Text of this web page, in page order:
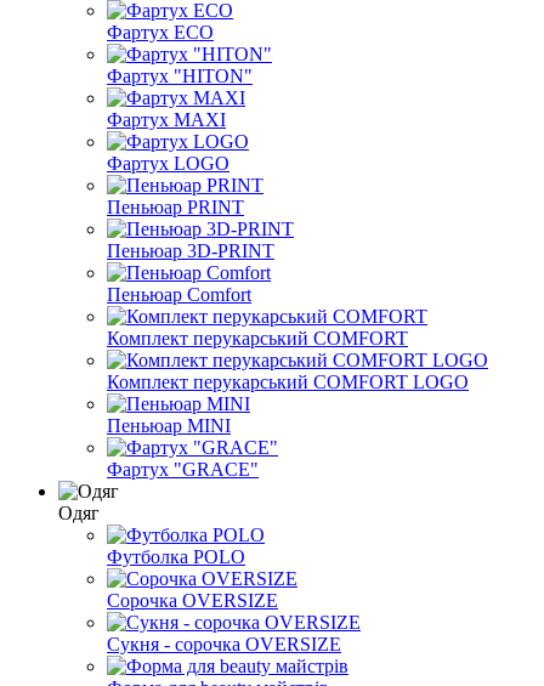
Фартух ECO
Фартух "HITON"
Фартух MAXI
Фартух LOGO
Пеньюар PRINT
Пеньюар 3D-PRINT
Пеньюар Comfort
Комплект перукарський COMFORT
Комплект перукарський COMFORT LOGO
Пеньюар MINI
Фартух "GRACE"
Одяг
Футболка POLO
Сорочка OVERSIZE
Сукня - сорочка OVERSIZE